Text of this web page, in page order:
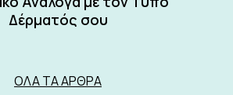
Δέρματός σου
ΌΛΑ ΤΑ ΆΡΘΡΑ